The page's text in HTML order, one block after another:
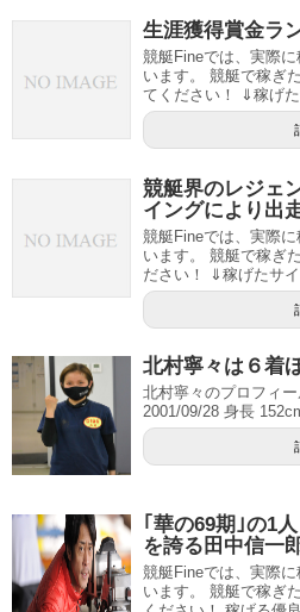
生涯獲得賞金ラ
競艇Fineでは、実際
います。 競艇で稼ぎ
てください！ ⇓稼げ
競艇界のレジェ
イングにより出
競艇Fineでは、実際
います。 競艇で稼ぎ
ださい！ ⇓稼げたサ
北村寧々は６着
北村寧々のプロフィ
2001/09/28 身長
｢華の69期｣の1
を誇る田中信一
競艇Fineでは、実際
います。 競艇で稼ぎ